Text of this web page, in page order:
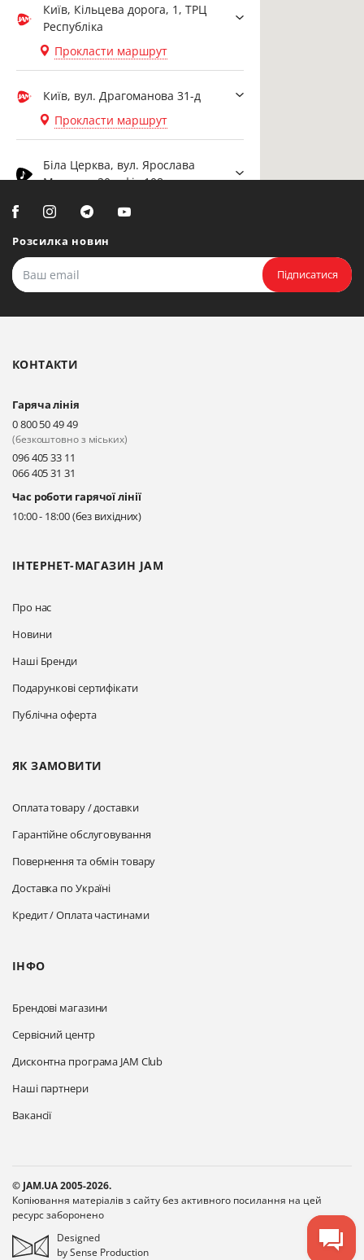
Київ, Кільцева дорога, 1, ТРЦ
Республіка
Прокласти маршрут
Київ, вул. Драгоманова 31-д
Прокласти маршрут
Біла Церква, вул. Ярослава
Мудрого, 20, офіс 108
Прокласти маршрут
Олександрійський, 82 (вул.
Розсилка новин
Підписатися
ІНТЕРНЕТ-МАГАЗИН JAM
Про нас
Новини
Наші Бренди
Подарункові сертифікати
Публічна оферта
ЯК ЗАМОВИТИ
Оплата товару / доставки
Гарантійне обслуговування
Повернення та обмін товару
Доставка по Україні
Кредит / Оплата частинами
ІНФО
Брендові магазини
Сервісний центр
Дисконтна програма JAM Club
Наші партнери
Вакансії
КОНТАКТИ
Гаряча лінія
0 800 50 49 49
(безкоштовно з міських)
096 405 33 11
066 405 31 31
Час роботи гарячої лінії
10:00 - 18:00 (без вихідних)
© JAM.UA 2005-2026.
Копіювання матеріалів з сайту без активного посилання на цей
ресурс заборонено
Designed
bySense Production